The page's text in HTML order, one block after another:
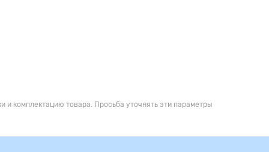
и комплектацию товара. Просьба уточнять эти параметры